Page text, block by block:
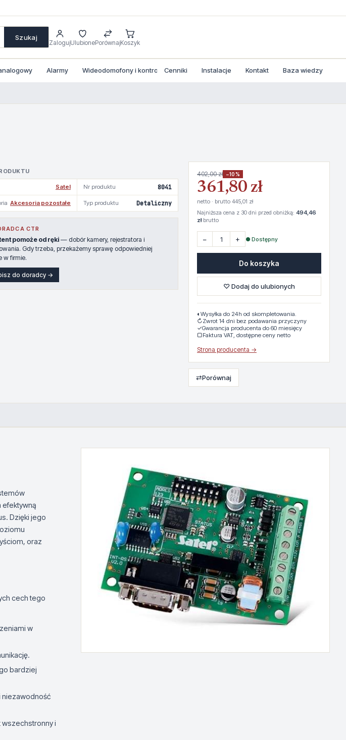
Szukaj
ZalogujUlubionePorównajKoszyk
Alarmy Wideodomofony i kontrola dostepu
Cenniki Instalacje Kontakt Baza wiedzy
Satel Nr produktu 8041
Akcesoria pozostałe Typ produktu Detaliczny
CTR
pomoże od ręki— dobór kamery, rejestratora i
Gdy trzeba, przekażemy sprawę odpowiedniej
w firmie.
do doradcy →
402,00 zł −10%
361,80 zł
netto · brutto 445,01 zł
Najniższa cena z 30 dni przed obniżką: 494,46
złbrutto
− + ● Dostępny
Do koszyka
♡ Dodaj do ulubionych
◐ Wysyłka do 24h od skompletowania.
↻Zwrot 14 dni bez podawania przyczyny
✓Gwarancja producenta do 60 miesięcy
▢Faktura VAT, dostępne ceny netto
Strona producenta →
⇄Porównaj
efektywną
Dzięki jego
oraz
cech tego
w
bardziej
niezawodność
wszechstronny i